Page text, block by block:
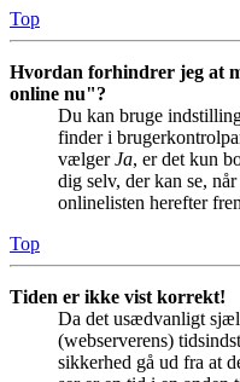
Top
Hvordan forhindrer jeg at
online nu"?
Du kan bruge
finder i
vælgerJa, er det kun
dig selv, der kan se,
onlinelisten herefter
Top
Tiden er ikke vist korrekt!
Da det usædvanligt
(webserverens)
sikkerhed gå ud fra at